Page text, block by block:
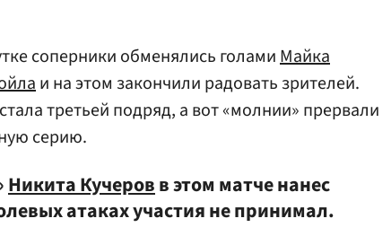
соперники обменялись голамиМайка
и на этом закончили радовать зрителей.
третьей подряд, а вот «молнии» прервали
серию.
Никита Кучеровв этом матче нанес
атаках участия не принимал.